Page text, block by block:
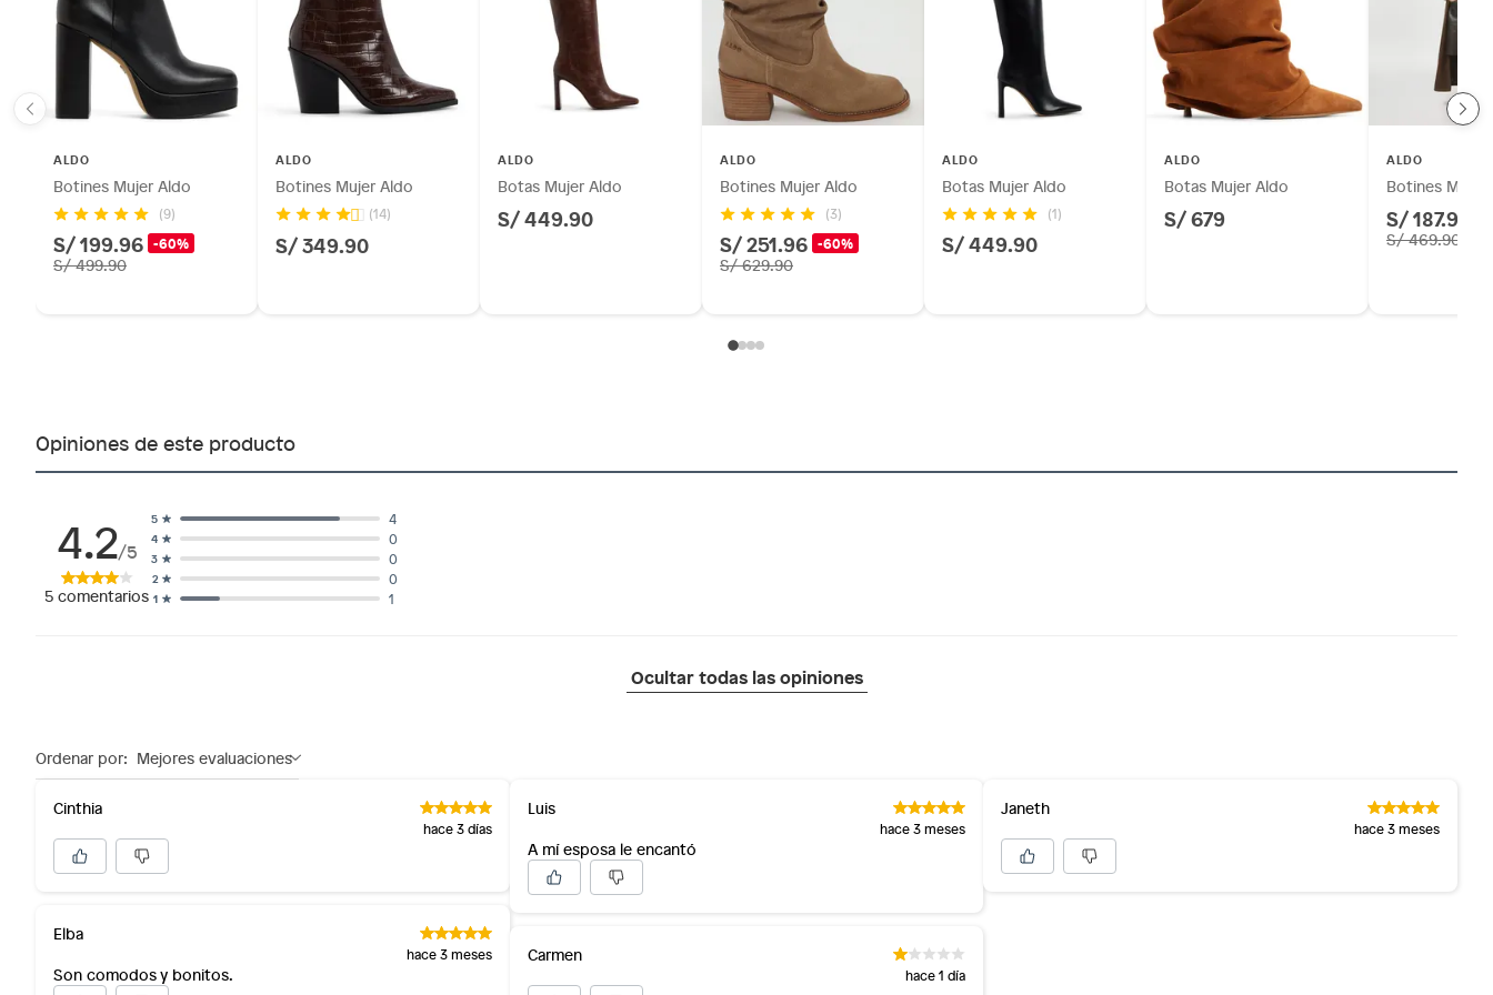
ALDO
Botines Mujer Aldo
(9)
S/ 199.96 -60%
S/ 499.90
ALDO
Botines Mujer Aldo
(14)
S/ 349.90
ALDO
Botas Mujer Aldo
S/ 449.90
ALDO
Botines Mujer Aldo
(3)
S/ 251.96 -60%
S/ 629.90
ALDO
Botas Mujer Aldo
(1)
S/ 449.90
ALDO
Botas Mujer Aldo
S/ 679
ALDO
Botines Mujer
S/ 187.96
S/ 469.90
Opiniones de este producto
4.2/5
5 comentarios 1 1
2 0
3 0
4 0
5 4
Ocultar todas las opiniones
Ordenar por: Mejores evaluaciones
Cinthia
hace 3 días
Elba
hace 3 meses
Son comodos y bonitos.
Luis
hace 3 meses
A mí esposa le encantó
Carmen
hace 1 día
Janeth
hace 3 meses